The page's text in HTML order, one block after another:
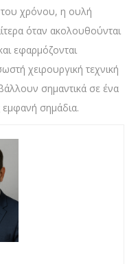
χρόνου, η ουλή
όταν ακολουθούνται
εφαρμόζονται
χειρουργική τεχνική
σημαντικά σε ένα
εμφανή σημάδια.